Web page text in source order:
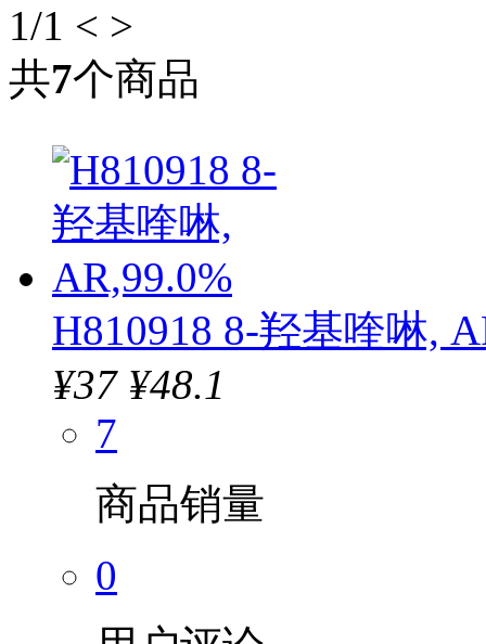
1/1 < >
共7个商品
H810918 8-羟基喹啉,
¥37 ¥48.1
7
商品销量
0